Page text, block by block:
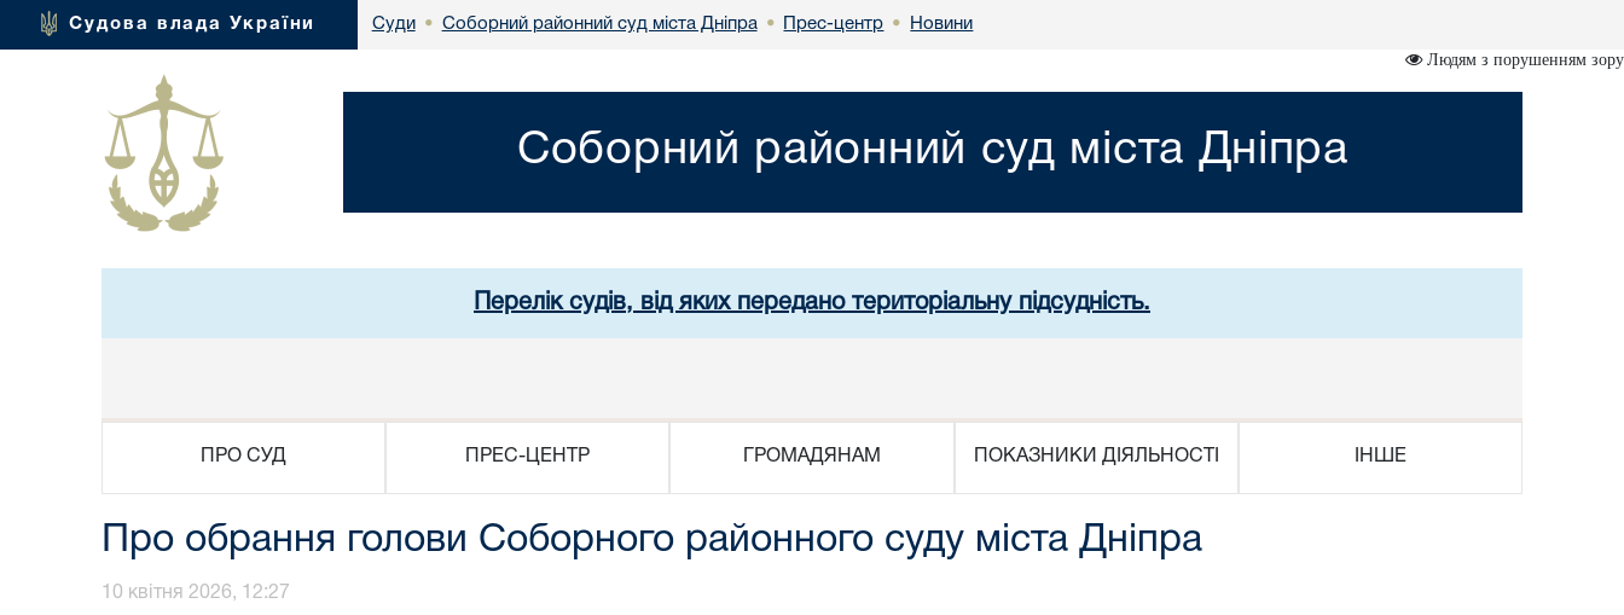
Судова влада України Суди • Соборний районний суд міста Дніпра • Прес-центр • Новини
Людям з порушенням зору
Соборний районний суд міста Дніпра
Перелік судів, від яких передано територіальну підсудність.
ПРО СУД ПРЕС-ЦЕНТР ГРОМАДЯНАМ ПОКАЗНИКИ ДІЯЛЬНОСТІ ІНШЕ
Про обрання голови Соборного районного суду міста Дніпра
10 квітня 2026, 12:27